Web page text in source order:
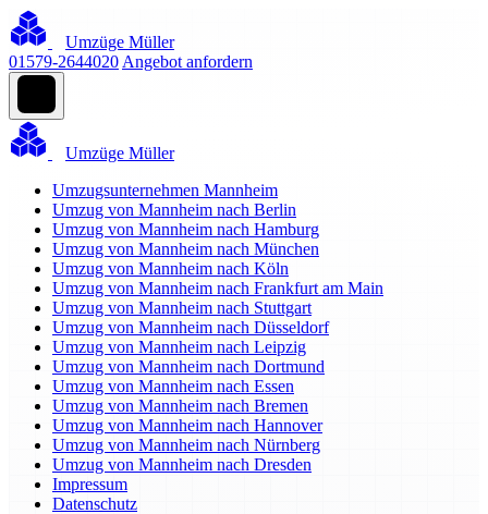
Umzüge Müller
01579-2644020 Angebot anfordern
Umzüge Müller
Umzugsunternehmen Mannheim
Umzug von Mannheim nach Berlin
Umzug von Mannheim nach Hamburg
Umzug von Mannheim nach München
Umzug von Mannheim nach Köln
Umzug von Mannheim nach Frankfurt am Main
Umzug von Mannheim nach Stuttgart
Umzug von Mannheim nach Düsseldorf
Umzug von Mannheim nach Leipzig
Umzug von Mannheim nach Dortmund
Umzug von Mannheim nach Essen
Umzug von Mannheim nach Bremen
Umzug von Mannheim nach Hannover
Umzug von Mannheim nach Nürnberg
Umzug von Mannheim nach Dresden
Impressum
Datenschutz